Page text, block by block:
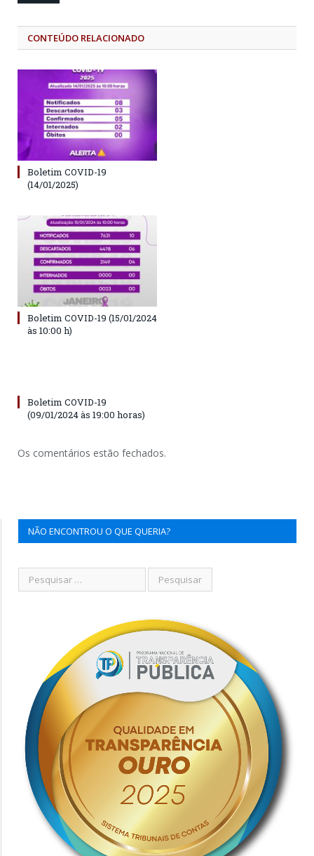
CONTEÚDO RELACIONADO
Boletim COVID-19
(14/01/2025)
Boletim COVID-19 (15/01/2024
às 10:00 h)
Boletim COVID-19
(09/01/2024 às 19:00 horas)
Os comentários estão fechados.
NÃO ENCONTROU O QUE QUERIA?